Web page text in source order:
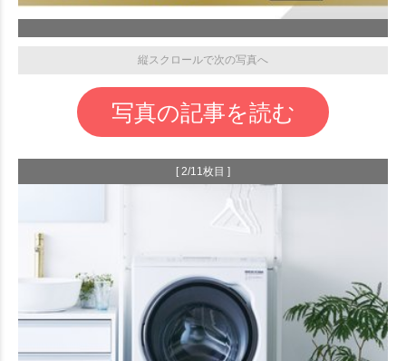
縦スクロールで次の写真へ
写真の記事を読む
[ 2/11枚目 ]